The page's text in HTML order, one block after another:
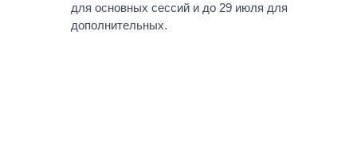
для основных сессий и до 29 июля для
дополнительных.